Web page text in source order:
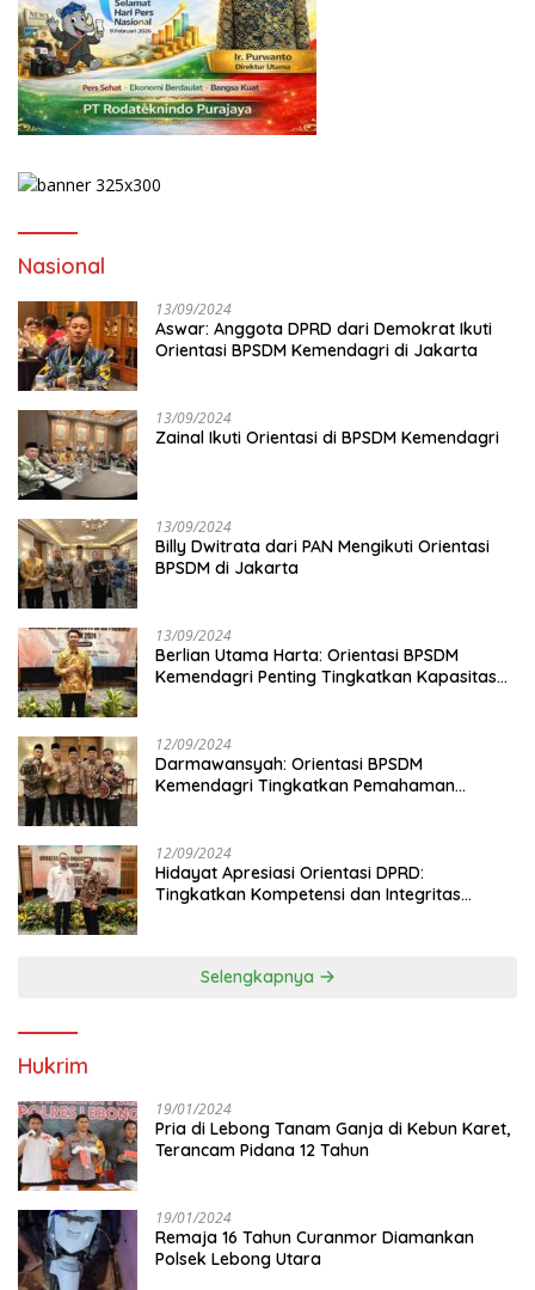
Nasional
13/09/2024
Aswar: Anggota DPRD dari Demokrat Ikuti
Orientasi BPSDM Kemendagri di Jakarta
13/09/2024
Zainal Ikuti Orientasi di BPSDM Kemendagri
13/09/2024
Billy Dwitrata dari PAN Mengikuti Orientasi
BPSDM di Jakarta
13/09/2024
Berlian Utama Harta: Orientasi BPSDM
Kemendagri Penting Tingkatkan Kapasitas
12/09/2024
Darmawansyah: Orientasi BPSDM
Kemendagri Tingkatkan Pemahaman
12/09/2024
Hidayat Apresiasi Orientasi DPRD:
Tingkatkan Kompetensi dan Integritas
Selengkapnya
Hukrim
19/01/2024
Pria di Lebong Tanam Ganja di Kebun Karet,
Terancam Pidana 12 Tahun
19/01/2024
Remaja 16 Tahun Curanmor Diamankan
Polsek Lebong Utara